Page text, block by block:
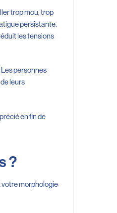
trop mou, trop
persistante.
les tensions
personnes
leurs
en fin de
?
votre morphologie